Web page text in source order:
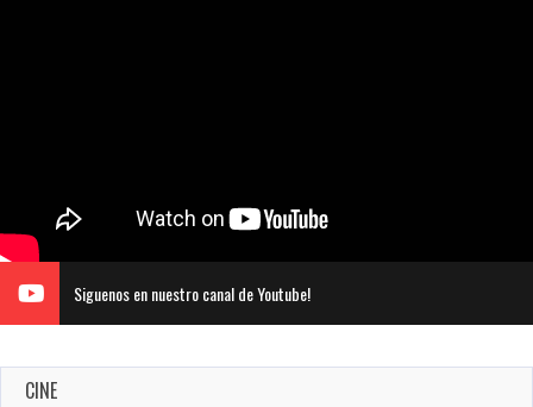
Siguenos en nuestro canal de Youtube!
CINE